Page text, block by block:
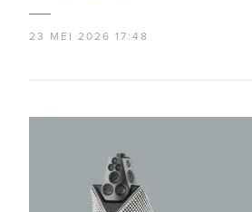
23 MEI 2026 17:48